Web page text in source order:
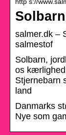
http s://
salmer.dk –
salmestof
Solbarn,
os
Stjernebarn
land
Danmarks
Nye som